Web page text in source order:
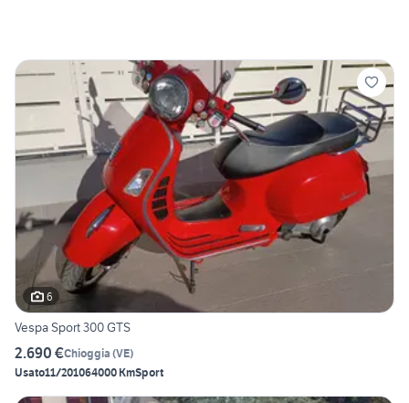
6
Vespa Sport 300 GTS
2.690 €Chioggia (VE)
Usato11/201064000 KmSport